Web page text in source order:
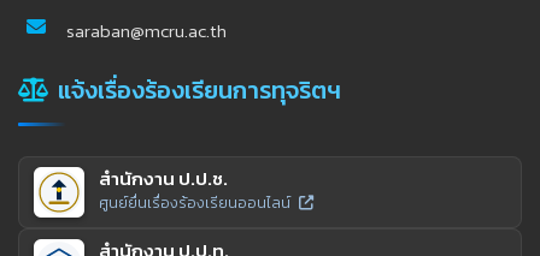
saraban@mcru.ac.th
แจ้งเรื่องร้องเรียนการทุจริตฯ
สำนักงาน ป.ป.ช.
ศูนย์ยื่นเรื่องร้องเรียนออนไลน์